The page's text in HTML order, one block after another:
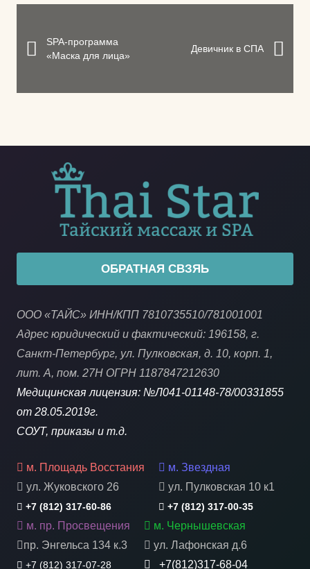
SPA-программа
«Маска для лица»
Девичник в СПА
ОБРАТНАЯ СВЗЯЬ
ООО «ТАЙС» ИНН/КПП 7810735510/781001001
Адрес юридический и фактический: 196158, г.
Санкт-Петербург, ул. Пулковская, д. 10, корп. 1,
лит. А, пом. 27Н ОГРН 1187847212630
Медицинская лицензия: №Л041-01148-78/00331855
от 28.05.2019г.
СОУТ, приказы и т.д.
м. Площадь Восстания
ул. Жуковского 26
+7 (812) 317-60-86
м. Звездная
ул. Пулковская 10 к1
+7 (812) 317-00-35
м. пр. Просвещения
пр. Энгельса 134 к.3
+7 (812) 317-07-28
м. Чернышевская
ул. Лафонская д.6
+7(812)317-68-04